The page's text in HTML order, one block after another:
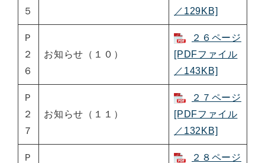
５
／129KB]
Ｐ
２
６
お知らせ（１０）
２６ページ
[PDFファイル
／143KB]
Ｐ
２
７
お知らせ（１１）
２７ページ
[PDFファイル
／132KB]
Ｐ
２８ページ